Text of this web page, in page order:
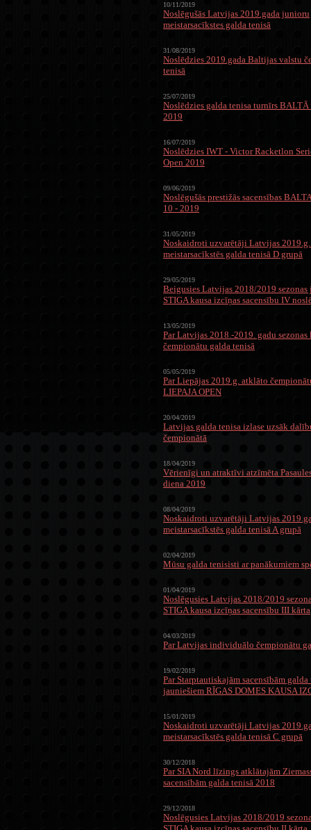
10/11/2019
Noslēgušās Latvijas 2019.gada junioru
meistarsacīkstes galda tenisā
31/08/2019
Noslēdzies 2019.gada Baltijas valstu
tenisā
25/07/2019
Noslēdzies galda tenisa turnīrs
2019
16/07/2019
Noslēdzies IWT - Victor Racketlon
Open 2019
09/06/2019
Noslēgušās prestižās sacensības
10 - 2019
31/05/2019
Noskaidroti uzvarētāji Latvijas
meistarsacīkstēs galda tenisā D grupā
29/05/2019
Beigusies Latvijas 2018/2019 sezonas
STIGA kausa izcīņas sacensību IV
13/05/2019
Par Latvijas 2018.-2019. gadu sezonas
čempionātu galda tenisā
05/05/2019
Par Liepājas 2019.g. atklāto
LIEPAJA OPEN
20/04/2019
Latvijas galda tenisa izlase uzsāk
čempionātā
18/04/2019
Vērienīgi un atraktīvi atzīmēta
diena 2019
08/04/2019
Noskaidroti uzvarētāji Latvijas
meistarsacīkstēs galda tenisā A grupā
02/04/2019
Mūsu galda tenisisti ar panākumiem
01/04/2019
Noslēgusies Latvijas 2018/2019
STIGA kausa izcīņas sacensību III kārta
04/03/2019
Par Latvijas individuālo čempionātu
19/02/2019
Par Starptautiskajām sacensībām galda
jauniešiem RĪGAS DOMES KAUSA
15/01/2019
Noskaidroti uzvarētāji Latvijas
meistarsacīkstēs galda tenisā C grupā
30/12/2018
Par SIA Nord līzings atklātajām
sacensībām galda tenisā 2018
29/12/2018
Noslēgusies Latvijas 2018/2019